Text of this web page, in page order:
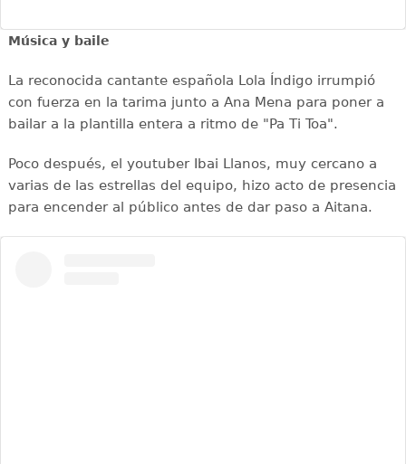
Música y baile
La reconocida cantante española Lola Índigo irrumpió
con fuerza en la tarima junto a Ana Mena para poner a
bailar a la plantilla entera a ritmo de "Pa Ti Toa".
Poco después, el youtuber Ibai Llanos, muy cercano a
varias de las estrellas del equipo, hizo acto de presencia
para encender al público antes de dar paso a Aitana.